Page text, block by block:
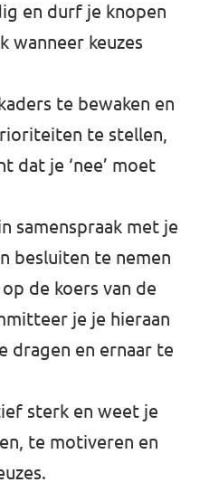
en durf je knopen
wanneer keuzes
te bewaken en
te stellen,
dat je ‘nee’ moet
samenspraak met je
besluiten te nemen
de koers van de
je je hieraan
dragen en ernaar te
sterk en weet je
te motiveren en